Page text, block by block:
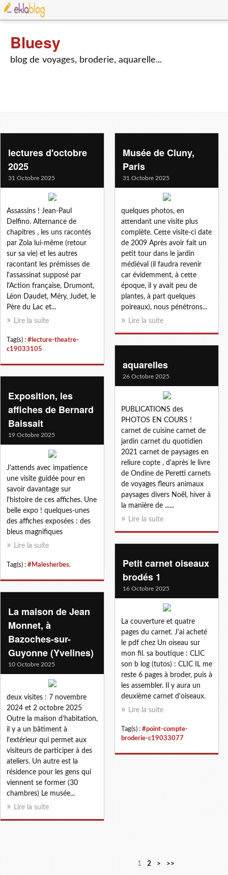
Bluesy
blog de voyages, broderie, aquarelle...
lectures d'octobre
2025
31 Octobre 2025
Assassins ! Jean-Paul
Delfino. Alternance de
chapitres , les uns racontés
par Zola lui-même (retour
sur sa vie) et les autres
racontant les prémisses de
l'assassinat supposé par
l'Action française, Drumont,
Léon Daudet, Méry, Judet, le
Père du Lac et...
Lire la suite
Tag(s) : #lecture-theatre-
c19033105
Musée de Cluny,
Paris
31 Octobre 2025
quelques photos, en
attendant une visite plus
complète. Cette visite-ci date
de 2009 Après avoir fait un
petit tour dans le jardin
médiéval (il faudra revenir
car évidemment, à cette
époque, il y avait peu de
plantes, à part quelques
poireaux), nous pénétrons...
Lire la suite
aquarelles
26 Octobre 2025
PUBLICATIONS des
PHOTOS EN COURS !
carnet de cuisine carnet de
jardin carnet du quotidien
2021 carnet de paysages en
reliure copte , d'après le livre
de Ondine de Peretti carnets
de voyages fleurs animaux
paysages divers Noël, hiver à
la manière de ......
Lire la suite
Exposition, les
affiches de Bernard
Baissait
19 Octobre 2025
J'attends avec impatience
une visite guidée pour en
savoir davantage sur
l'histoire de ces affiches. Une
belle expo ! quelques-unes
des affiches exposées : des
bleus magnifiques
Lire la suite
Tag(s) : #Malesherbes.
Petit carnet oiseaux
brodés 1
16 Octobre 2025
La couverture et quatre
pages du carnet. J'ai acheté
le pdf chez Un oiseau sur
mon fil. sa boutique : CLIC
son b log (tutos) : CLIC IL me
reste 6 pages à broder, puis à
les assembler. Il y aura un
deuxième carnet d'oiseaux.
Lire la suite
Tag(s) : #point-compte-
broderie-c19033077
La maison de Jean
Monnet, à
Bazoches-sur-
Guyonne (Yvelines)
10 Octobre 2025
deux visites : 7 novembre
2024 et 2 octobre 2025
Outre la maison d’habitation,
il y a un bâtiment à
l'extérieur qui permet aux
visiteurs de participer à des
ateliers. Un autre est la
résidence pour les gens qui
viennent se former (30
chambres) Le musée...
Lire la suite
1 2 > >>